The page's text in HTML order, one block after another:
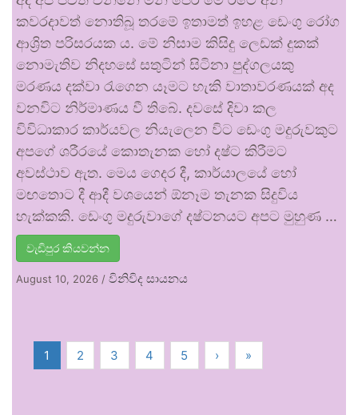
කවරදාවත් නොතිබූ තරමේ ඉතාමත් ඉහළ ඩෙංගු රෝග
ආශ්‍රිත පරිසරයක ය. මේ නිසාම කිසිදු ලෙඩක් දුකක්
නොමැතිව නිදහසේ සතුටින් සිටිනා පුද්ගලයකු
මරණය දක්වා රැගෙන යෑමට හැකි වාතාවරණයක් අද
වනවිට නිර්මාණය වී තිබේ. දවසේ දිවා කල
විවිධාකාර කාර්යවල නියැලෙන විට ඩෙංගු මදුරුවකුට
අපගේ ශරීරයේ කොතැනක හෝ දෂ්ට කිරීමට
අවස්ථාව ඇත. මෙය ගෙදර දී, කාර්යාලයේ හෝ
මඟතොට දී ආදී වශයෙන් ඕනෑම තැනක සිදුවිය
හැක්කකි. ඩෙංගු මදුරුවාගේ දෂ්ටනයට අපට මුහුණ …
වැඩිපුර කියවන්න
August 10, 2026 / විනිවිද සායනය
1 2 3 4 5 › »